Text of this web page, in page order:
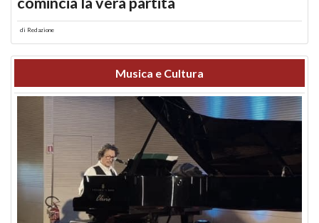
di Redazione
Musica e Cultura